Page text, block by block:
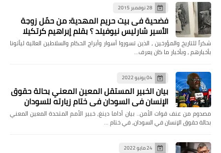
28 نوفمبر 2015
فضحية فى بيت حريم المهدية: من حمّل زوجة
الأسير شارليس نيوفيلد ؟ بقلم إبراهيم كرتكيلا
شكراً للتاريخ والمؤرخين ، الذين تسوروا أسوار وأبراج الحكام والسلاطين العالية ليأتونا
بأخبارهم ، وبأخبار ما كان يعرف…
04 يونيو 2022
بيان الخبير المستقل المعين المعني بحالة حقوق
الإنسان في السودان في ختام زيارته للسودان
مصدوم من عنف قوات الأمن.. بيان أداما دينغ، خبير الأمم المتحدة المعين المعني
بحالة حقوق الإنسان في السودان، في ختام …
24 مايو 2022